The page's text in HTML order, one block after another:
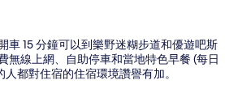
車 15 分鐘可以到樂野迷糊步道和優遊吧斯
無線上網、自助停車和當地特色早餐 (每日
都對住宿的住宿環境讚譽有加。